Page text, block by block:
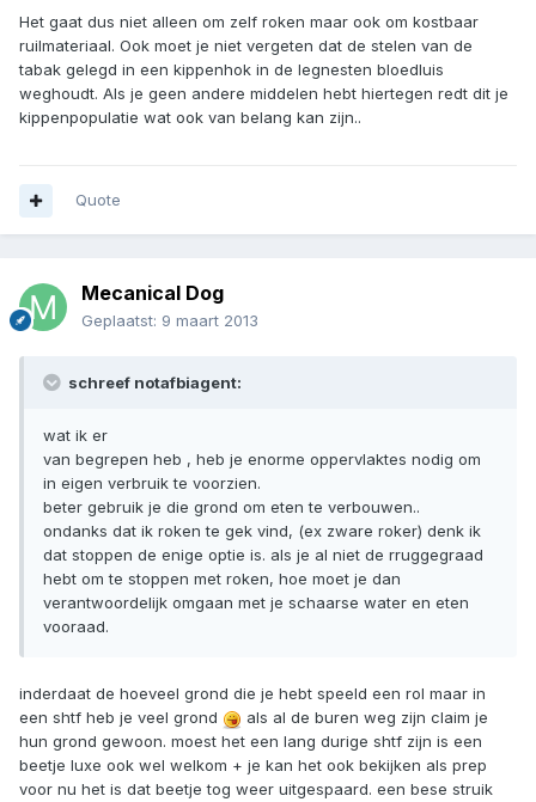
Het gaat dus niet alleen om zelf roken maar ook om kostbaar
ruilmateriaal. Ook moet je niet vergeten dat de stelen van de
tabak gelegd in een kippenhok in de legnesten bloedluis
weghoudt. Als je geen andere middelen hebt hiertegen redt dit je
kippenpopulatie wat ook van belang kan zijn..
Quote
Mecanical Dog
Geplaatst: 9 maart 2013
schreef notafbiagent:
wat ik er
van begrepen heb , heb je enorme oppervlaktes nodig om
in eigen verbruik te voorzien.
beter gebruik je die grond om eten te verbouwen..
ondanks dat ik roken te gek vind, (ex zware roker) denk ik
dat stoppen de enige optie is. als je al niet de rruggegraad
hebt om te stoppen met roken, hoe moet je dan
verantwoordelijk omgaan met je schaarse water en eten
vooraad.
inderdaat de hoeveel grond die je hebt speeld een rol maar in
een shtf heb je veel grond
als al de buren weg zijn claim je
hun grond gewoon. moest het een lang durige shtf zijn is een
beetje luxe ook wel welkom + je kan het ook bekijken als prep
voor nu het is dat beetje tog weer uitgespaard. een bese struik